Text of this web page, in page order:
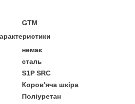
GTM
немає
сталь
S1P SRC
Коров'яча шкіра
Поліуретан